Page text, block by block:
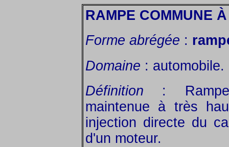
RAMPE COMMUNE
Forme abrégée :
Domaine : automobile.
Définition : Rampe
maintenue à très
injection directe du
d'un moteur.